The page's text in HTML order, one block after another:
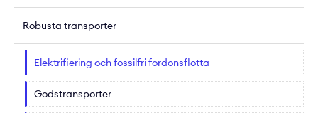
Robusta transporter
Elektrifiering och fossilfri fordonsflotta
Godstransporter